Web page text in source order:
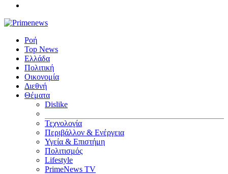
Ροή
Top News
Ελλάδα
Πολιτική
Οικονομία
Διεθνή
Θέματα
Dislike
Τεχνολογία
Περιβάλλον & Ενέργεια
Υγεία & Επιστήμη
Πολιτισμός
Lifestyle
PrimeNews TV